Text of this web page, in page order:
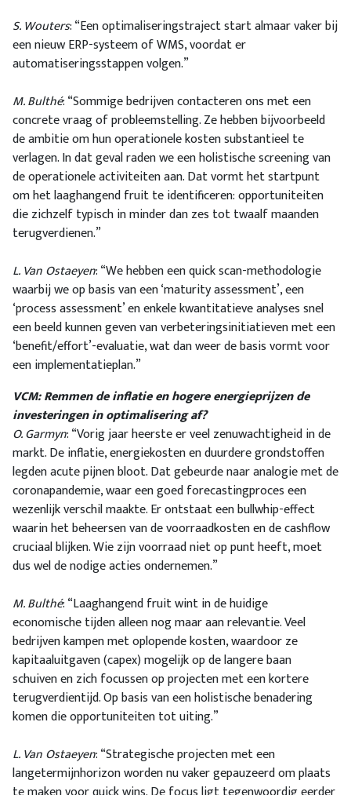
S. Wouters: “Een optimaliseringstraject start almaar vaker bij
een nieuw ERP-systeem of WMS, voordat er
automatiseringsstappen volgen.”
M. Bulthé: “Sommige bedrijven contacteren ons met een
concrete vraag of probleemstelling. Ze hebben bijvoorbeeld
de ambitie om hun operationele kosten substantieel te
verlagen. In dat geval raden we een holistische screening van
de operationele activiteiten aan. Dat vormt het startpunt
om het laaghangend fruit te identificeren: opportuniteiten
die zichzelf typisch in minder dan zes tot twaalf maanden
terugverdienen.”
L. Van Ostaeyen: “We hebben een quick scan-methodologie
waarbij we op basis van een ‘maturity assessment’, een
‘process assessment’ en enkele kwantitatieve analyses snel
een beeld kunnen geven van verbeteringsinitiatieven met een
‘benefit/effort’-evaluatie, wat dan weer de basis vormt voor
een implementatieplan.”
VCM: Remmen de inflatie en hogere energieprijzen de
investeringen in optimalisering af?
O. Garmyn: “Vorig jaar heerste er veel zenuwachtigheid in de
markt. De inflatie, energiekosten en duurdere grondstoffen
legden acute pijnen bloot. Dat gebeurde naar analogie met de
coronapandemie, waar een goed forecastingproces een
wezenlijk verschil maakte. Er ontstaat een bullwhip-effect
waarin het beheersen van de voorraadkosten en de cashflow
cruciaal blijken. Wie zijn voorraad niet op punt heeft, moet
dus wel de nodige acties ondernemen.”
M. Bulthé: “Laaghangend fruit wint in de huidige
economische tijden alleen nog maar aan relevantie. Veel
bedrijven kampen met oplopende kosten, waardoor ze
kapitaaluitgaven (capex) mogelijk op de langere baan
schuiven en zich focussen op projecten met een kortere
terugverdientijd. Op basis van een holistische benadering
komen die opportuniteiten tot uiting.”
L. Van Ostaeyen: “Strategische projecten met een
langetermijnhorizon worden nu vaker gepauzeerd om plaats